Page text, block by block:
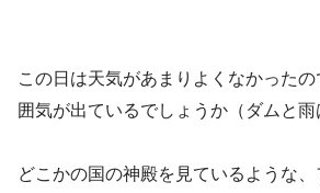
この日は天気があまりよくなかった
囲気が出ているでしょうか（ダムと雨
どこかの国の神殿を見ているような